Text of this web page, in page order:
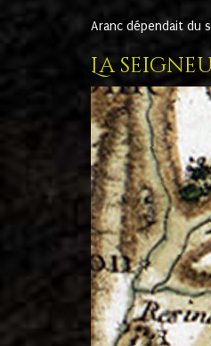
Aranc dépendait du
La